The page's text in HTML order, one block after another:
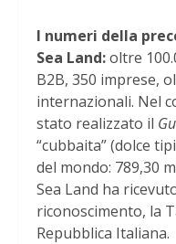
I numeri della
Sea Land:oltre
B2B, 350 imprese,
internazionali. Nel
stato realizzato il
“cubbaita” (dolce
del mondo: 789,30
Sea Land ha
riconoscimento, la
Repubblica Italiana.